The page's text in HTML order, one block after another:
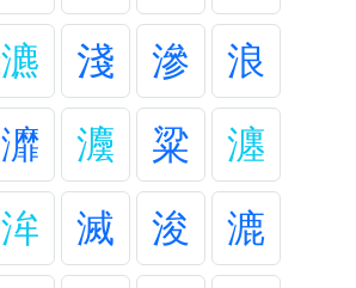
瀌 淺 滲
浪
灖 灋 粱
瀍
洠 滅 浚
漉